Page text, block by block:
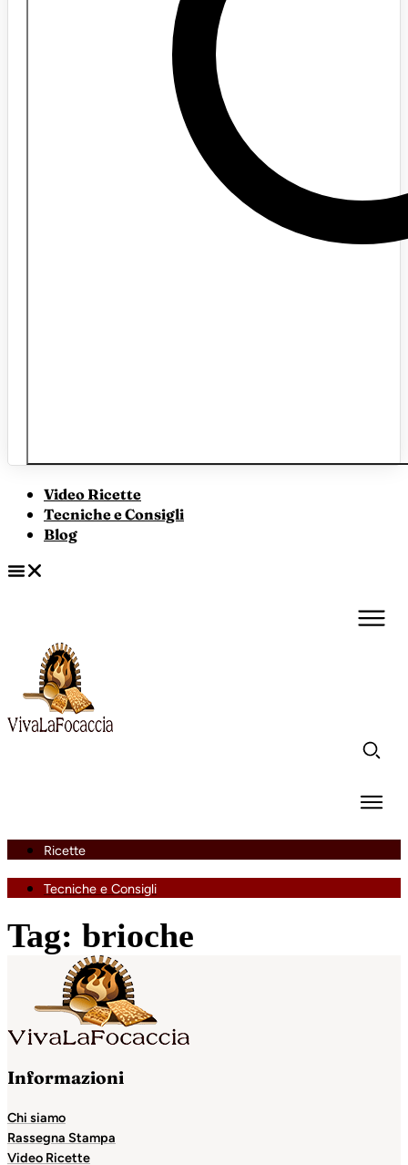
Video Ricette
Tecniche e Consigli
Blog
Ricette
Tecniche e Consigli
Tag: brioche
Informazioni
Chi siamo
Rassegna Stampa
Video Ricette